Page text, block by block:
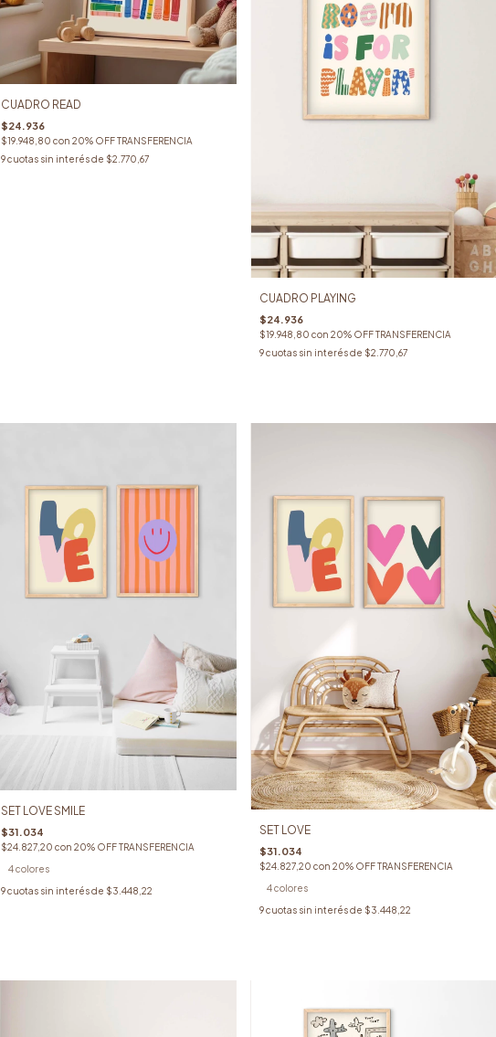
CUADRO READ
$24.936
$19.948,80 con 20% OFF TRANSFERENCIA
9 cuotas sin interés de $2.770,67
CUADRO PLAYING
$24.936
$19.948,80con 20% OFF TRANSFERENCIA
9cuotas sin interés de $2.770,67
SET LOVE SMILE
$31.034
$24.827,20 con 20% OFF TRANSFERENCIA
4 colores
9 cuotas sin interés de $3.448,22
SET LOVE
$31.034
$24.827,20con 20% OFF TRANSFERENCIA
4 colores
9cuotas sin interés de $3.448,22